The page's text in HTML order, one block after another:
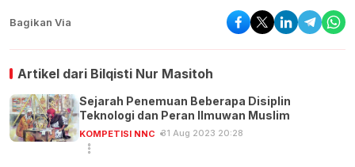
Bagikan Via
Artikel dari Bilqisti Nur Masitoh
Sejarah Penemuan Beberapa Disiplin
Teknologi dan Peran Ilmuwan Muslim
KOMPETISI NNC 31 Aug 2023 20:28